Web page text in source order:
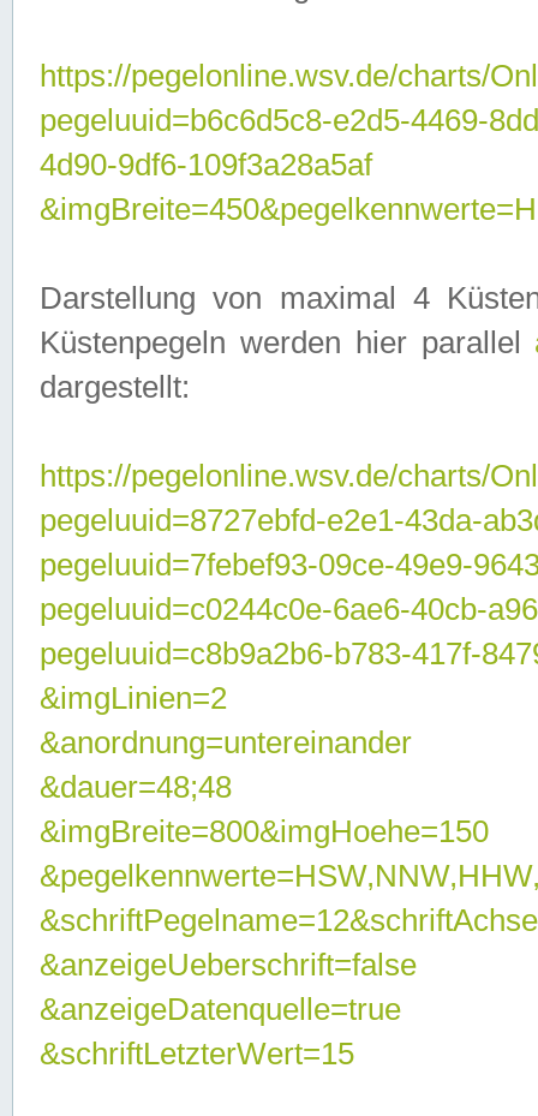
https://pegelonline.wsv.de/charts/
pegeluuid=b6c6d5c8-e2d5-4469-
4d90-9df6-109f3a28a5af
Darstellung von maximal 4
Küstenpegeln werden hier parallel
dargestellt:
https://pegelonline.wsv.de/charts/
pegeluuid=8727ebfd-e2e1-43da-
pegeluuid=7febef93-09ce-49e9-
pegeluuid=c0244c0e-6ae6-40cb-
pegeluuid=c8b9a2b6-b783-417f-
&imgLinien=2
&anordnung=untereinander
&dauer=48;48
&imgBreite=800&imgHoehe=150
&anzeigeUeberschrift=false
&anzeigeDatenquelle=true
&schriftLetzterWert=15